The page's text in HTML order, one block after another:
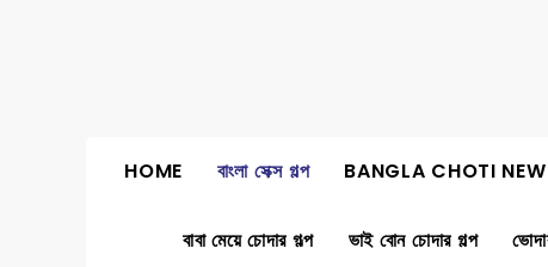
HOME বাংলা সেক্স গল্প BANGLA CHOTI
বাবা মেয়ে চোদার গল্প ভাই বোন চোদার গল্প